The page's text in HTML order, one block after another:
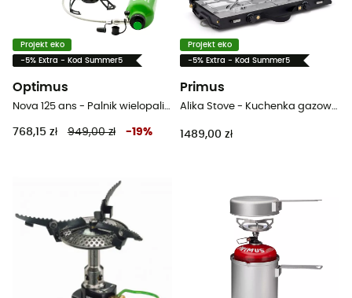
Projekt eko
-5% Extra - Kod Summer5
Optimus
Nova 125 ans - Palnik wielopaliwowa
768,15 zł 949,00 zł -19%
Projekt eko
-5% Extra - Kod Summer5
Primus
Alika Stove - Kuchenka gazowa turystyczna
1489,00 zł